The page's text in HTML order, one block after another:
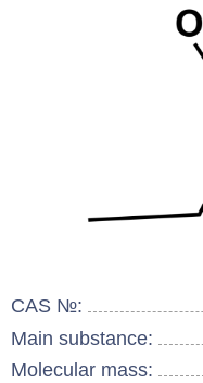
CAS №:
Main substance:
Molecular mass: